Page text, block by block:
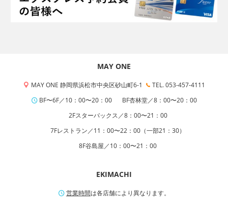
MAY ONE
MAY ONE 静岡県浜松市中央区砂山町6-1
TEL. 053-457-4111
BF〜6F／10：00〜20：00
BF杏林堂／8：00〜20：00
2Fスターバックス／8：00〜21：00
7Fレストラン／11：00〜22：00（一部21：30）
8F谷島屋／10：00〜21：00
EKIMACHI
営業時間は各店舗により異なります。